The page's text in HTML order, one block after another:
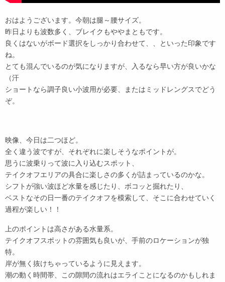
おはようございます。今朝は腿～腰サイズ。
昨日よりも波数多く、ブレイクもややまともです。
良くはないがボード選択をしっかり合わせて、、といった印象です
ね。
とても混んでいるのが気になりますが、入るなら早い方が良いかな
（汗
ショートなら調子良い小波用が必要、またはミッドレングスでどう
ぞ。
映像、今日は二つほど。
全く違う波ですが、それぞれに楽しそうなポイントが。
思うに波乗りって波に入り込むスポット、
テイクオフエリアの具合に楽しさの多くが詰まっているのかな。
シフトが強い波ほど水量を感じたり、ボコッと掘れたり、
ベストなその日一番のテイクオフを模索して、そこに合わせていく
過程が楽しい！！
上のポイントは高さがある水量系。
テイクオフスポットの雰囲気も良いが、手前のロケーションが独
特。
岸が無く抜けちゃっているように見えます。
潮の動く時間帯、この隙間の流れはエライことになるのかもしれま